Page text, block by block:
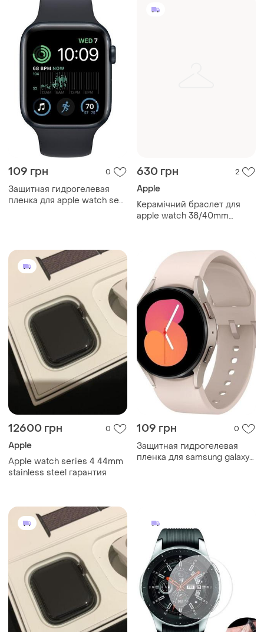
109 грн 0
Защитная гидрогелевая
пленка для apple watch se2
630 грн 2
Apple
Керамічний браслет для
apple watch 38/40mm
12600 грн 0
Apple
Apple watch series 4 44mm
stainless steel гарантия
109 грн 0
Защитная гидрогелевая
пленка для samsung galaxy